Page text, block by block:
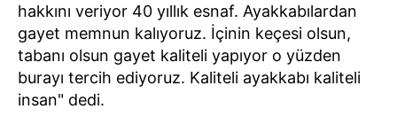
hakkını veriyor 40 yıllık esnaf. Ayakkabılardan
gayet memnun kalıyoruz. İçinin keçesi olsun,
tabanı olsun gayet kaliteli yapıyor o yüzden
burayı tercih ediyoruz. Kaliteli ayakkabı kaliteli
insan" dedi.